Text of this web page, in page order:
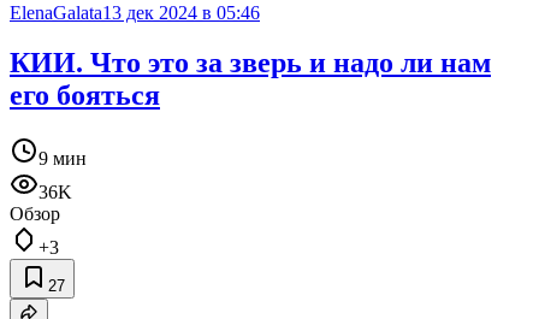
ElenaGalata13 дек 2024 в 05:46
КИИ. Что это за зверь и надо ли нам
его бояться
9 мин
36K
Обзор
+3
27